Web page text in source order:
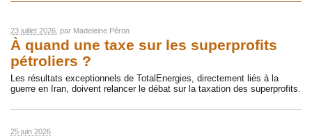
23 juillet 2026 , par Madeleine Péron
À quand une taxe sur les superprofits
pétroliers ?
Les résultats exceptionnels de TotalEnergies, directement liés à la
guerre en Iran, doivent relancer le débat sur la taxation des superprofits.
25 juin 2026